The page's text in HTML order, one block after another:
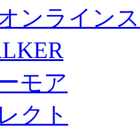
ンライン
モア
クト